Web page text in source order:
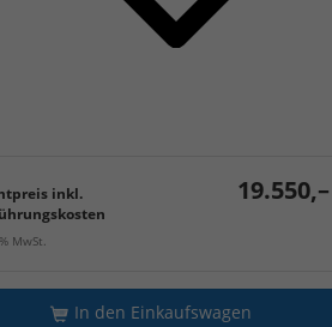
inkl.
MwSt.
In den Einkaufswagen